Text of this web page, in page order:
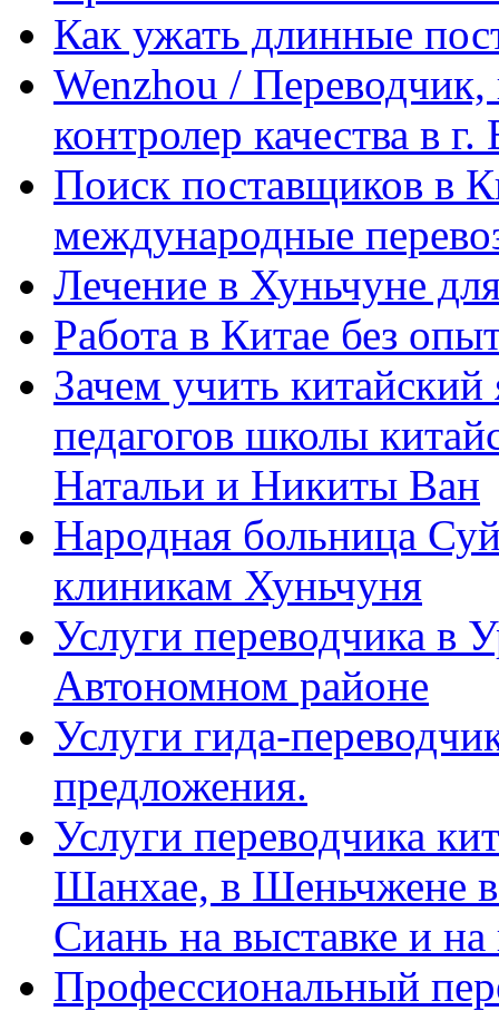
Как ужать длинные
Wenzhou / Переводчик,
контролер качества в
Поиск поставщиков в
международные
Лечение в Хуньчуне
Работа в Китае без
Зачем учить
педагогов школы
Натальи и Никиты Ван
Народная больница
клиникам Хуньчуня
Услуги переводчика в
Автономном районе
Услуги гида-
предложения.
Услуги переводчика
Шанхае, в Шеньчжене
Сиань на выставке и
Профессиональный